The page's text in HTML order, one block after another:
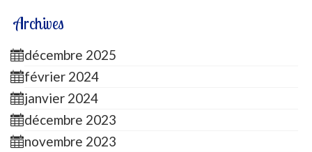
Archives
décembre 2025
février 2024
janvier 2024
décembre 2023
novembre 2023